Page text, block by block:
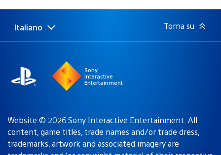
pubblicazione:
Seleziona
una
Regione
attuale:
Italiano Torna su
Sony
Interactive
Entertainment
Website © 2026 Sony Interactive Entertainment. All
content, game titles, trade names and/or trade dress,
trademarks, artwork and associated imagery are